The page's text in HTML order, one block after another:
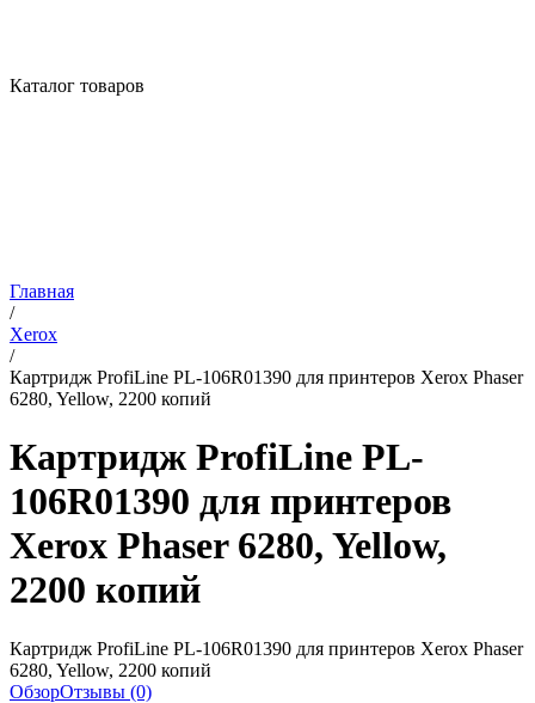
Каталог товаров
Главная
/
Xerox
/
Картридж ProfiLine PL-106R01390 для принтеров Xerox Phaser
6280, Yellow, 2200 копий
Картридж ProfiLine PL-
106R01390 для принтеров
Xerox Phaser 6280, Yellow,
2200 копий
Картридж ProfiLine PL-106R01390 для принтеров Xerox Phaser
6280, Yellow, 2200 копий
ОбзорОтзывы (0)